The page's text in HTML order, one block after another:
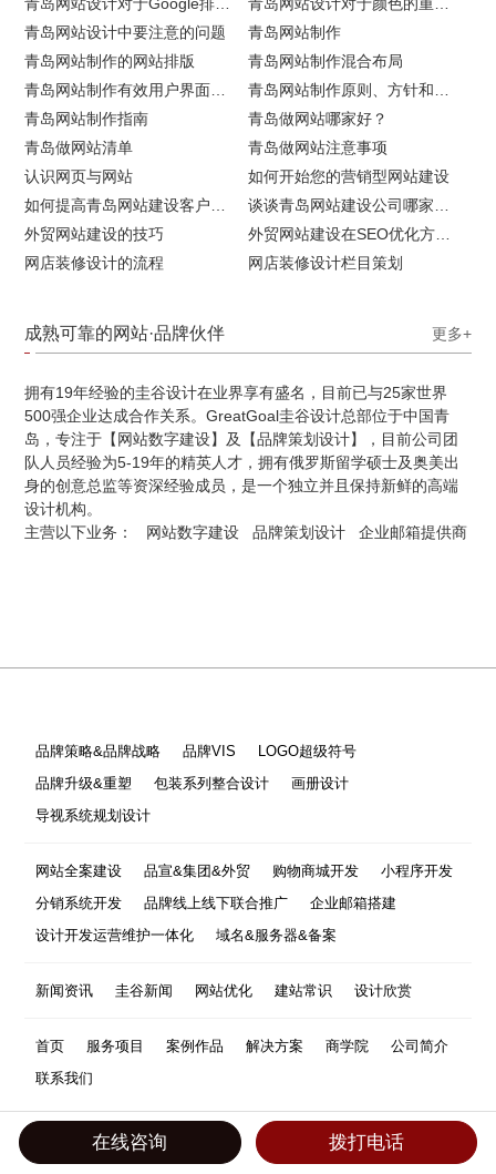
青岛网站设计中要注意的问题
青岛网站制作
青岛网站制作的网站排版
青岛网站制作混合布局
青岛网站制作指南
青岛做网站哪家好？
青岛做网站清单
青岛做网站注意事项
认识网页与网站
如何开始您的营销型网站建设
外贸网站建设的技巧
网店装修设计的流程
网店装修设计栏目策划
成熟可靠的网站·品牌伙伴 更多+
拥有19年经验的圭谷设计在业界享有盛名，目前已与25家世界
500强企业达成合作关系。GreatGoal圭谷设计总部位于中国青
岛，专注于【网站数字建设】及【品牌策划设计】，目前公司团
队人员经验为5-19年的精英人才，拥有俄罗斯留学硕士及奥美出
身的创意总监等资深经验成员，是一个独立并且保持新鲜的高端
设计机构。
主营以下业务： 网站数字建设 品牌策划设计 企业邮箱提供商
在线咨询 拨打电话
品牌策略&品牌战略 品牌VIS
LOGO超级符号
品牌升级&重塑
包装系列整合设计
画册设计
导视系统规划设计
网站全案建设 品宣&集团&外贸 购物商城开发
小程序开发
分销系统开发
品牌线上线下联合推广
企业邮箱搭建
设计开发运营维护一体化
域名&服务器&备案
新闻资讯 圭谷新闻 网站优化 建站常识 设计欣赏
首页 服务项目 案例作品 解决方案 商学院
公司简介
联系我们